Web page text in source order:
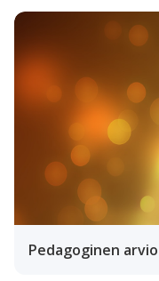
Pedagoginen arvio